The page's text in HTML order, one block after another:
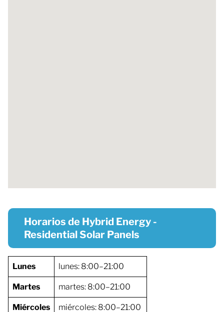
Horarios de Hybrid Energy -
Residential Solar Panels
Lunes lunes: 8:00–21:00
Martes martes: 8:00–21:00
Miércoles miércoles: 8:00–21:00